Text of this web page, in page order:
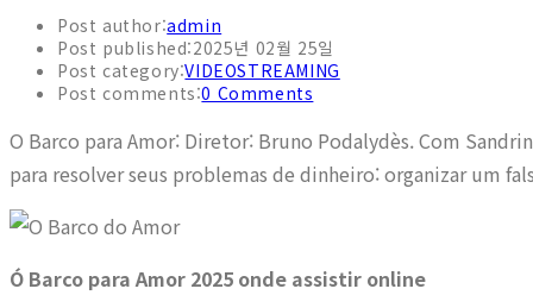
Post author:admin
Post published:2025년 02월 25일
Post category:VIDEOSTREAMING
Post comments:0 Comments
O Barco para Amor: Diretor: Bruno Podalydès. Com
para resolver seus problemas de dinheiro: organizar um
Ó Barco para Amor 2025 onde assistir online